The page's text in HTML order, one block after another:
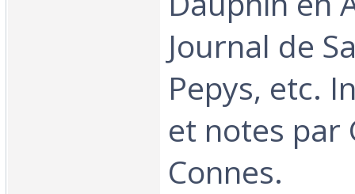
Journal de
Pepys, etc.
et notes par
Connes.‎